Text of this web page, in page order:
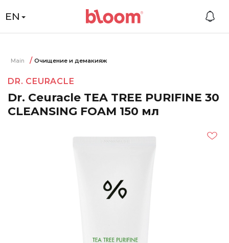
EN
Main Очищение и демакияж
DR. CEURACLE
Dr. Ceuracle TEA TREE PURIFINE 30
CLEANSING FOAM 150 мл